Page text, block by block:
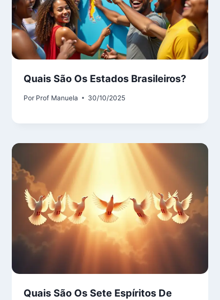
Quais São Os Estados Brasileiros?
Por Prof Manuela 30/10/2025
Quais São Os Sete Espíritos De